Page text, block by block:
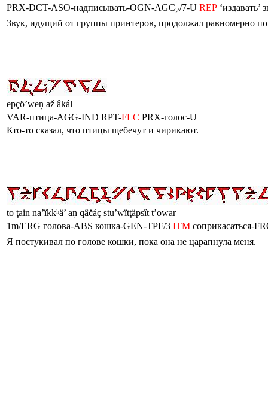
PRX-DCT-ASO-надписывать-OGN-AGC2/7-U REP ‘издавать’
Звук, идущий от группы принтеров, продолжал равномерно
epçö’weņ až âkál
VAR-птица-AGG-IND RPT-FLC PRX-голос-U
Кто-то сказал, что птицы щебечут и чирикают.
to ţain na’ïkkʰä’ aņ qâčáç stu’wïtţäpsît tʼowar
1m/ERG голова-ABS кошка-GEN-TPF/3 ITM соприкасаться-
Я постукивал по голове кошки, пока она не царапнула меня.